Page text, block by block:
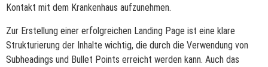
Kontakt mit dem Krankenhaus aufzunehmen.
Zur Erstellung einer erfolgreichen Landing Page ist eine klare
Strukturierung der Inhalte wichtig, die durch die Verwendung von
Subheadings und Bullet Points erreicht werden kann. Auch das